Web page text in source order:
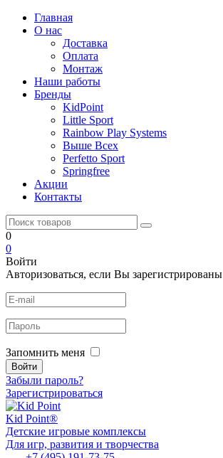
Главная
О нас
Доставка
Оплата
Монтаж
Наши работы
Бренды
KidPoint
Little Sport
Rainbow Play Systems
Выше Всех
Perfetto Sport
Springfree
Акции
Контакты
0
0
Войти
Авторизоваться, если Вы зарегистрированы
Запомнить меня
Забыли пароль?
Зарегистрироваться
Kid Point®
Детские игровые комплексы
Для игр, развития и творчества